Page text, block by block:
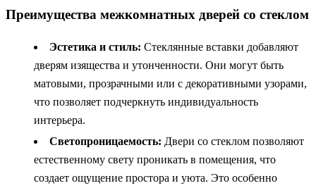
Преимущества межкомнатных дверей со стеклом
Эстетика и стиль: Стеклянные вставки добавляют
дверям изящества и утонченности. Они могут быть
матовыми, прозрачными или с декоративными узорами,
что позволяет подчеркнуть индивидуальность
интерьера.
Светопроницаемость: Двери со стеклом позволяют
естественному свету проникать в помещения, что
создает ощущение простора и уюта. Это особенно